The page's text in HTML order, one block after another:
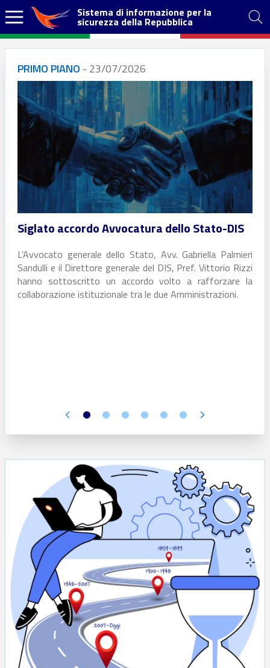
Sistema di informazione per la
sicurezza della Repubblica
PRIMO PIANO - 23/07/2026
Siglato accordo Avvocatura dello Stato-DIS
L’Avvocato generale dello Stato, Avv. Gabriella Palmieri
Sandulli e il Direttore generale del DIS, Pref. Vittorio Rizzi
hanno sottoscritto un accordo volto a rafforzare la
collaborazione istituzionale tra le due Amministrazioni.